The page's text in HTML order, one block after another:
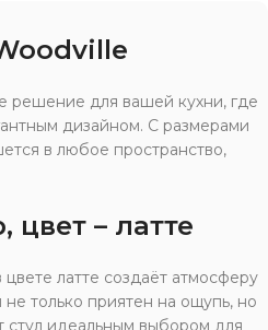
решение для вашей кухни, где
дизайном. С размерами
в любое пространство,
цвет – латте
латте создаёт атмосферу
только приятен на ощупь, но
стул идеальным выбором для